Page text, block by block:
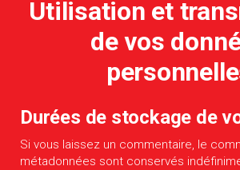
Utilisation et
de vos
Durées de stockage de
Si vous laissez un commentaire, le
métadonnées sont conservés